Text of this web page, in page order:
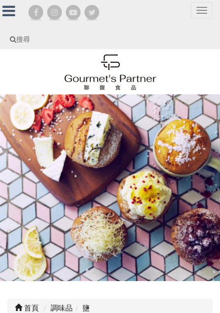
搜尋
選
首頁 調味品 鹽